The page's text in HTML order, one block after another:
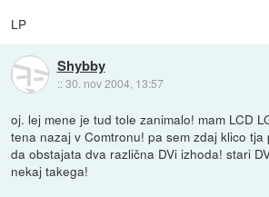
LP
Shybby
::30. nov 2004, 13:57
oj. lej mene je tud tole zanimalo! mam LCD
tena nazaj v Comtronu! pa sem zdaj klico tja
da obstajata dva različna DVi izhoda! stari
nekaj takega!